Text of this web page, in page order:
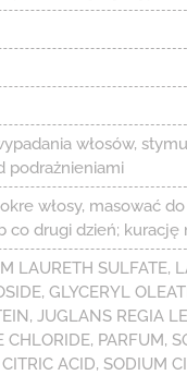
włosów,
podrażnieniami
włosy, masować
co drugi dzień; kurację
LAURETH SULFATE,
GLYCERYL
JUGLANS REGIA
CHLORIDE, PARFUM,
ACID, SODIUM